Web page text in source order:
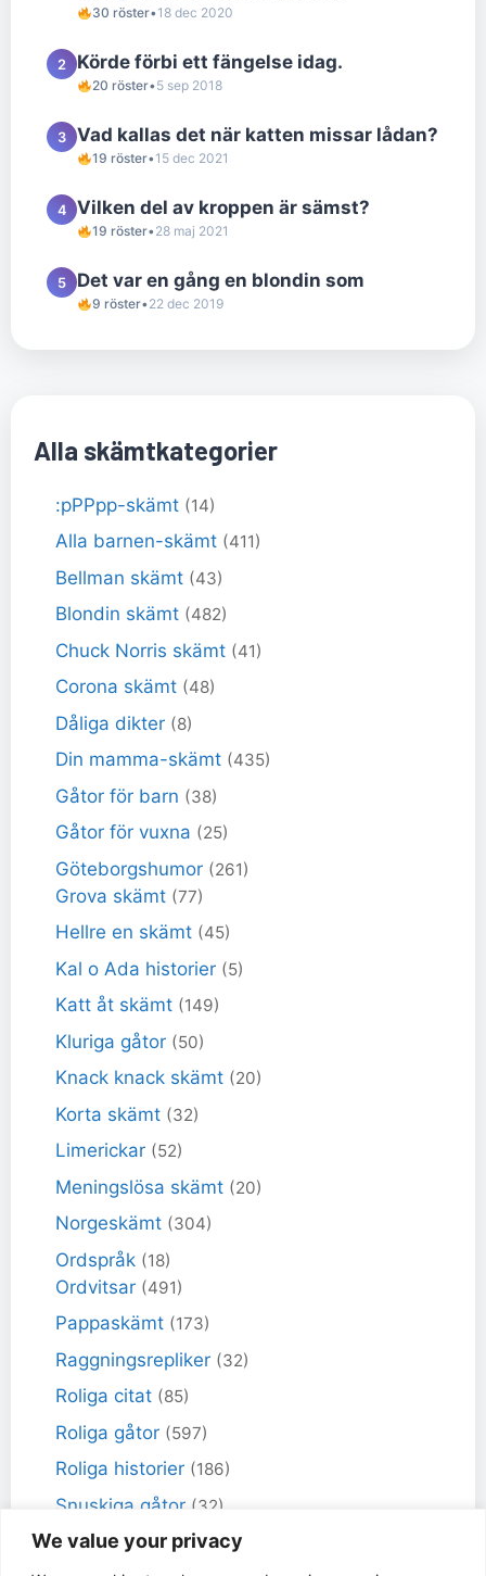
We value your privacy
30 röster•18 dec 2020
2 Körde förbi ett fängelse idag.
20 röster•5 sep 2018
3 Vad kallas det när katten missar lådan?
19 röster•15 dec 2021
4 Vilken del av kroppen är sämst?
19 röster•28 maj 2021
5 Det var en gång en blondin som
9 röster•22 dec 2019
Alla skämtkategorier
:pPPpp-skämt (14)
Alla barnen-skämt (411)
Bellman skämt (43)
Blondin skämt (482)
Chuck Norris skämt (41)
Corona skämt (48)
Dåliga dikter (8)
Din mamma-skämt (435)
Gåtor för barn (38)
Gåtor för vuxna (25)
Göteborgshumor (261)
Grova skämt (77)
Hellre en skämt (45)
Kal o Ada historier (5)
Katt åt skämt (149)
Kluriga gåtor (50)
Knack knack skämt (20)
Korta skämt (32)
Limerickar (52)
Meningslösa skämt (20)
Norgeskämt (304)
Ordspråk (18)
Ordvitsar (491)
Pappaskämt (173)
Raggningsrepliker (32)
Roliga citat (85)
Roliga gåtor (597)
Roliga historier (186)
Snuskiga gåtor (32)
Snuskiga skämt(98)